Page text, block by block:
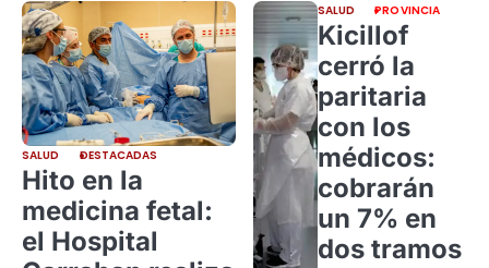
SALUD DESTACADAS
Hito en la
medicina fetal:
el Hospital
SALUD PROVINCIA
Kicillof
cerró la
paritaria
con los
médicos:
cobrarán
un 7% en
dos tramos